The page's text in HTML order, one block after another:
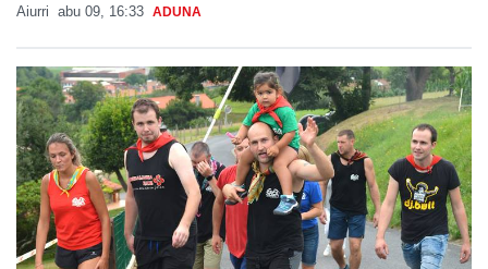
Aiurri abu 09, 16:33 ADUNA